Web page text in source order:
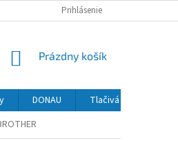
Prihlásenie
NÁKUPNÝ
Prázdny košík
DONAU Tlačivá